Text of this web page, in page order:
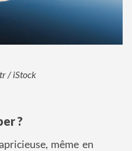
/ iStock
?
même en